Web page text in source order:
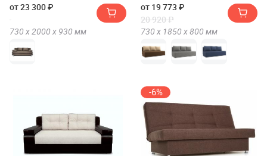
от 23 300 ₽
730 х2000 х 930 мм
от 19 773 ₽
20 920 ₽
730 х 1850 х800 мм
-6%